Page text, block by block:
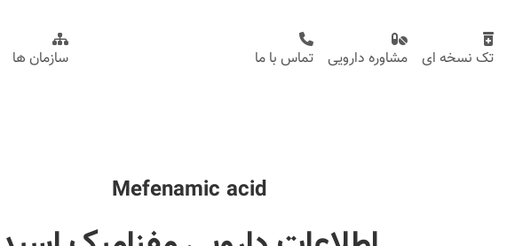
تک نسخه ای مشاوره دارویی تماس با ما سازمان ها
Mefenamic acid